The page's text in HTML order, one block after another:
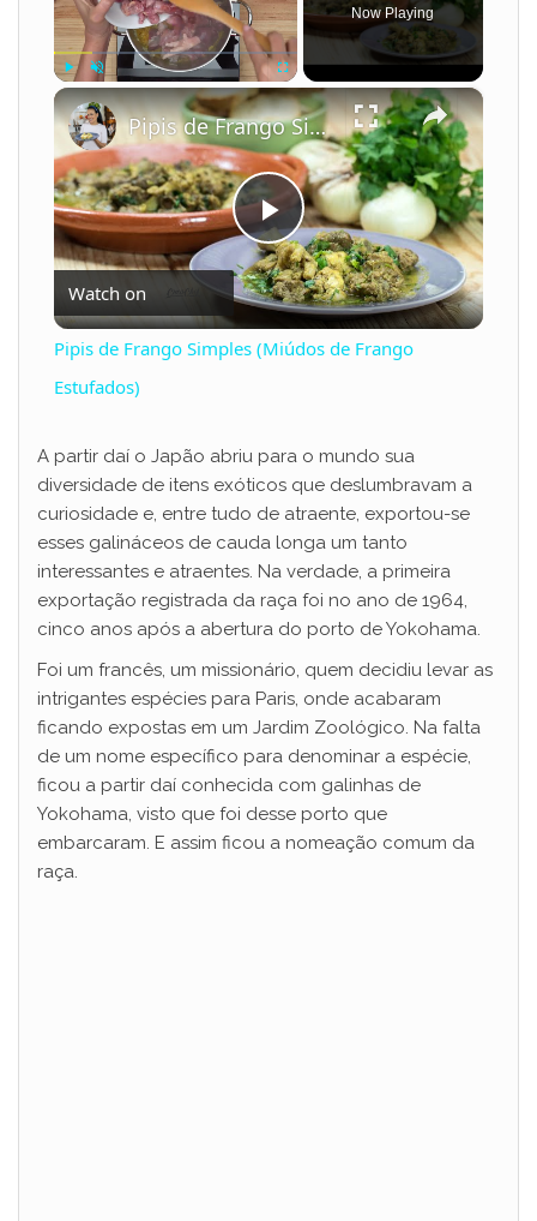
Fullscreen
Now Playing
×
P
l
y
V
i
d
e
o
Pipis de Frango Simples (Miúdos de Frango Estufados)
Watch on
Pipis de Frango Simples (Miúdos de Frango
Estufados)
A partir daí o Japão abriu para o mundo sua
diversidade de itens exóticos que deslumbravam a
curiosidade e, entre tudo de atraente, exportou-se
esses galináceos de cauda longa um tanto
interessantes e atraentes. Na verdade, a primeira
exportação registrada da raça foi no ano de 1964,
cinco anos após a abertura do porto de Yokohama.
Foi um francês, um missionário, quem decidiu levar as
intrigantes espécies para Paris, onde acabaram
ficando expostas em um Jardim Zoológico. Na falta
de um nome específico para denominar a espécie,
ficou a partir daí conhecida com galinhas de
Yokohama, visto que foi desse porto que
embarcaram. E assim ficou a nomeação comum da
raça.